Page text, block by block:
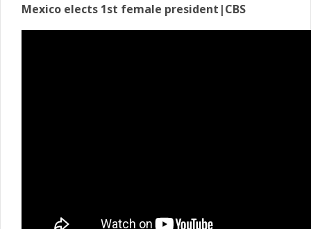
Mexico elects 1st female president|CBS